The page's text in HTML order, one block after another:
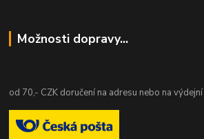
Možnosti dopravy...
od 70,- CZK doručení na adresu nebo na